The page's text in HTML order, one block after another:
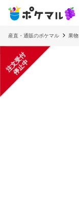
産直・通販のポケマル 果物
注
文
受
付
停
止
中